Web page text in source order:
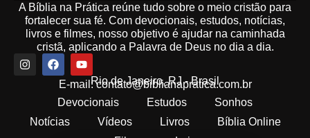
A Bíblia na Prática reúne tudo sobre o meio cristão para
fortalecer sua fé. Com devocionais, estudos, notícias,
livros e filmes, nosso objetivo é ajudar na caminhada
cristã, aplicando a Palavra de Deus no dia a dia.
Rio de Janeiro, RJ - Brasil
E-mail:contato@biblianapratica.com.br
Devocionais
Estudos
Sonhos
Notícias
Vídeos Livros
Bíblia Online